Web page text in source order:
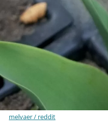
melvaer / reddit